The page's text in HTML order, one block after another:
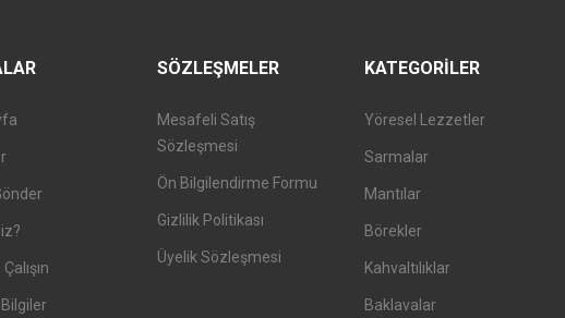
Bilgiler
SÖZLEŞMELER
Mesafeli Satış
Sözleşmesi
Ön Bilgilendirme Formu
Gizlilik Politikası
Üyelik Sözleşmesi
KATEGORILER
Yöresel Lezzetler
Sarmalar
Mantılar
Börekler
Kahvaltılıklar
Baklavalar